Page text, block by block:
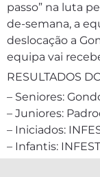
passo” na luta
de-semana, a
deslocação a
equipa vai
RESULTADOS
– Seniores:
– Juniores:
– Iniciados:
– Infantis: